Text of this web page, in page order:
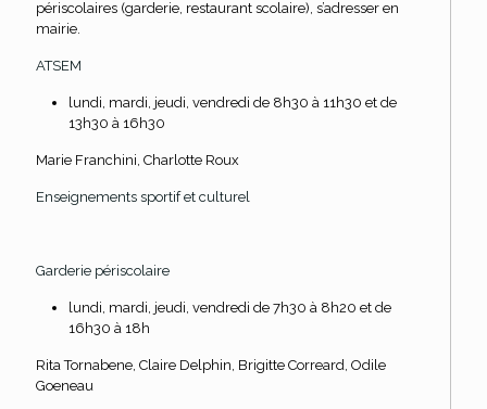
périscolaires (garderie, restaurant scolaire), s’adresser en
mairie.
ATSEM
lundi, mardi, jeudi, vendredi de 8h30 à 11h30 et de
13h30 à 16h30
Marie Franchini, Charlotte Roux
Enseignements sportif et culturel
Garderie périscolaire
lundi, mardi, jeudi, vendredi de 7h30 à 8h20 et de
16h30 à 18h
Rita Tornabene, Claire Delphin, Brigitte Correard, Odile
Goeneau